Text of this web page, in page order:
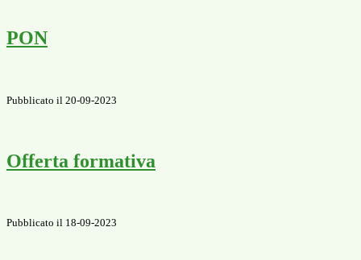
PON
Pubblicato il 20-09-2023
Offerta formativa
Pubblicato il 18-09-2023